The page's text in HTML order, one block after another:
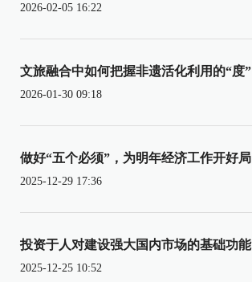
2026-02-05 16:22
文旅融合中如何把握非遗活化利用的“度”
2026-01-30 09:18
做好“五个必须”，为明年经济工作开好局
2025-12-29 17:36
投资于人对建设强大国内市场的基础功能
2025-12-25 10:52